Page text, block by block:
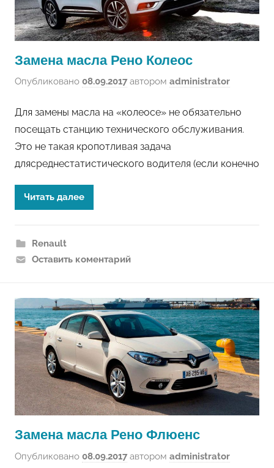
Замена масла Рено Колеос
Опубликовано 08.09.2017автором administrator
Для замены масла на «колеосе» не обязательно
посещать станцию технического обслуживания.
Это не такая кропотливая задача
длясреднестатистического водителя (если конечно
Читать далее
Renault
Оставить коментарий
Замена масла Рено Флюенс
Опубликовано 08.09.2017автором administrator